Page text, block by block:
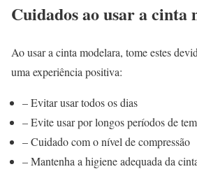
Cuidados ao usar a cinta
Ao usar a cinta modelara, tome estes
uma experiência positiva:
– Evitar usar todos os dias
– Evite usar por longos períodos de
– Cuidado com o nível de compressão
– Mantenha a higiene adequada da